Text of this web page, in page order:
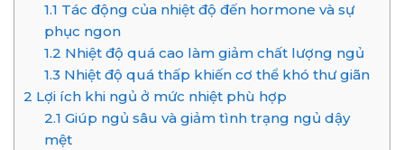
1.1 Tác động của nhiệt độ đến hormone và sự
phục ngon
1.2 Nhiệt độ quá cao làm giảm chất lượng ngủ
1.3 Nhiệt độ quá thấp khiến cơ thể khó thư giãn
2 Lợi ích khi ngủ ở mức nhiệt phù hợp
2.1 Giúp ngủ sâu và giảm tình trạng ngủ dậy
mệt